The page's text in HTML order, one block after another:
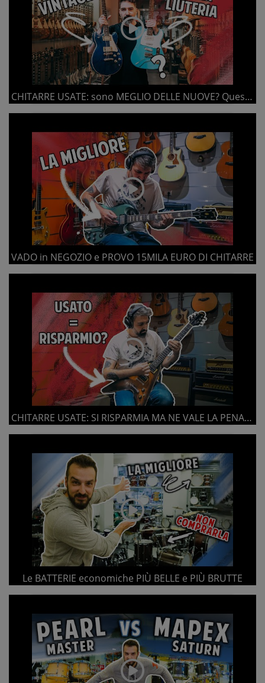
CHITARRE USATE: sono MEGLIO DELLE NUOVE? Queste forse sì.
VADO in NEGOZIO e PROVO 15MILA EURO DI CHITARRE
CHITARRE USATE: SI RISPARMIA MA NE VALE LA PENA? PROVO LE 3 MIGLIORI D
Le BATTERIE economiche PIÙ BELLE e PIÙ BRUTTE